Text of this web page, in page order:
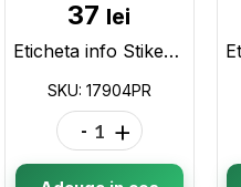
37 lei
Eticheta info Stiker Talpita mica color adeziva 17904PR
SKU: 17904PR
- +